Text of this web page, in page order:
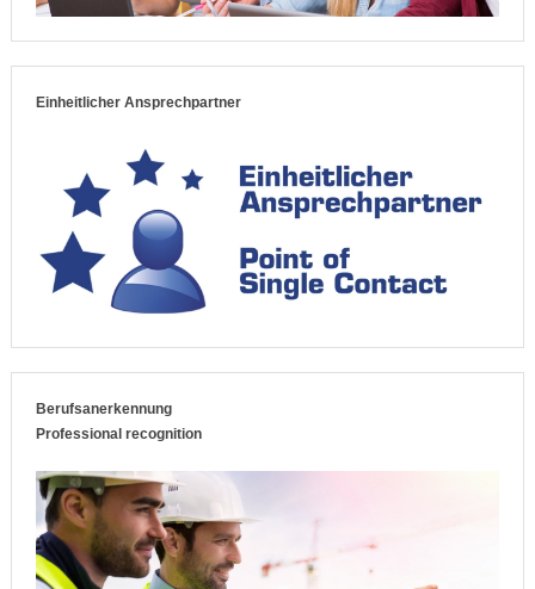
Einheitlicher Ansprechpartner
Berufsanerkennung
Professional recognition